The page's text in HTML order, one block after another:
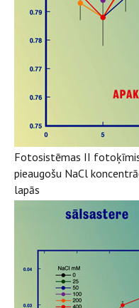
Fotosistēmas II
pieaugošu NaCl
lapās